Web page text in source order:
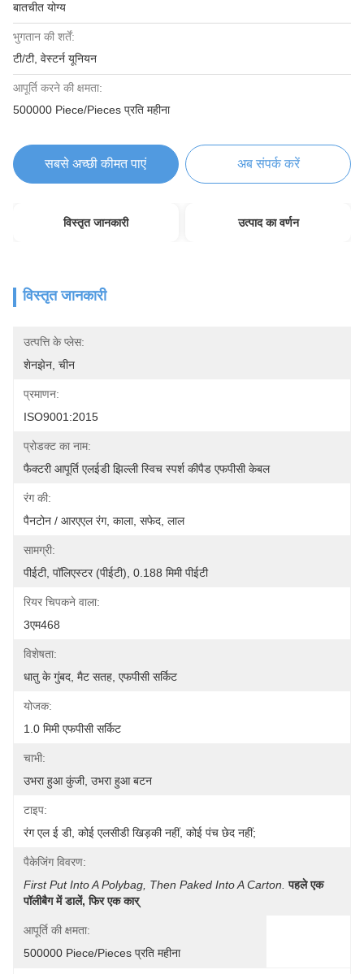
बातचीत योग्य
भुगतान की शर्तें:
टी/टी, वेस्टर्न यूनियन
आपूर्ति करने की क्षमता:
500000 Piece/Pieces प्रति महीना
सबसे अच्छी कीमत पाएं अब संपर्क करें
विस्तृत जानकारी उत्पाद का वर्णन
विस्तृत जानकारी
उत्पत्ति के प्लेस:
शेनझेन, चीन
प्रमाणन:
ISO9001:2015
प्रोडक्ट का नाम:
फैक्टरी आपूर्ति एलईडी झिल्ली स्विच स्पर्श कीपैड एफपीसी केबल
रंग की:
पैनटोन / आरएएल रंग, काला, सफेद, लाल
सामग्री:
पीईटी, पॉलिएस्टर (पीईटी), 0.188 मिमी पीईटी
रियर चिपकने वाला:
3एम468
विशेषता:
धातु के गुंबद, मैट सतह, एफपीसी सर्किट
योजक:
1.0 मिमी एफपीसी सर्किट
चाभी:
उभरा हुआ कुंजी, उभरा हुआ बटन
टाइप:
रंग एल ई डी, कोई एलसीडी खिड़की नहीं, कोई पंच छेद नहीं;
पैकेजिंग विवरण:
First Put Into A Polybag, Then Paked Into A Carton. पहले एक
पॉलीबैग में डालें, फिर एक कार्
आपूर्ति की क्षमता:
500000 Piece/Pieces प्रति महीना